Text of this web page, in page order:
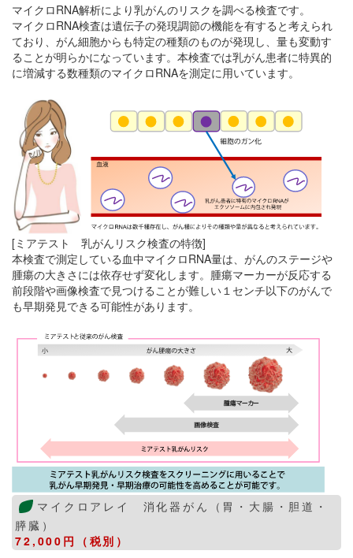
マイクロRNA解析により乳がんのリスクを調べる検査です。
マイクロRNA検査は遺伝子の発現調節の機能を有すると考えられ
ており、がん細胞からも特定の種類のものが発現し、量も変動す
ることが明らかになっています。本検査では乳がん患者に特異的
に増減する数種類のマイクロRNAを測定に用いています。
[ミアテスト 乳がんリスク検査の特徴]
本検査で測定している血中マイクロRNA量は、がんのステージや
腫瘍の大きさには依存せず変化します。腫瘍マーカーが反応する
前段階や画像検査で見つけることが難しい１センチ以下のがんで
も早期発見できる可能性があります。
マイクロアレイ 消化器がん（胃・大腸・胆道・
膵臓）
72,000円（税別）